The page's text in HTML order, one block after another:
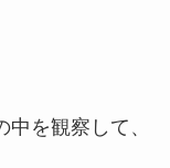
を観察して、